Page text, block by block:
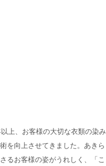
上、お客様の大切な衣類の染み
を向上させてきました。あきら
るお客様の姿がうれしく、「こ